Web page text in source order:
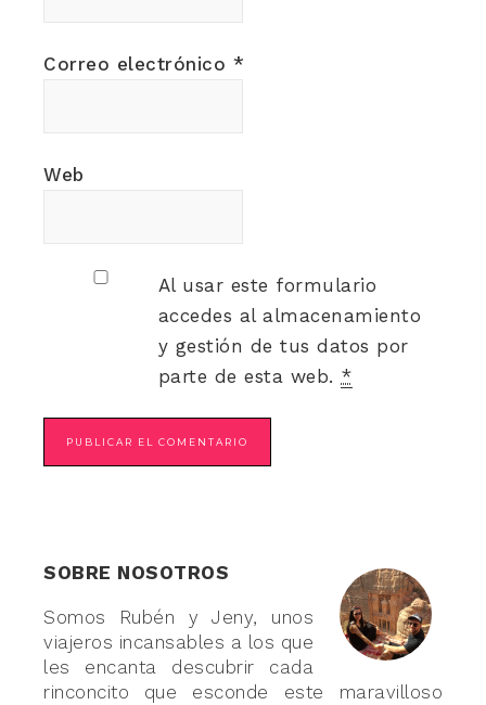
Correo electrónico *
Web
Al usar este formulario
accedes al almacenamiento
y gestión de tus datos por
parte de esta web. *
SOBRE NOSOTROS
Somos Rubén y Jeny, unos
viajeros incansables a los que
les encanta descubrir cada
rinconcito que esconde este maravilloso